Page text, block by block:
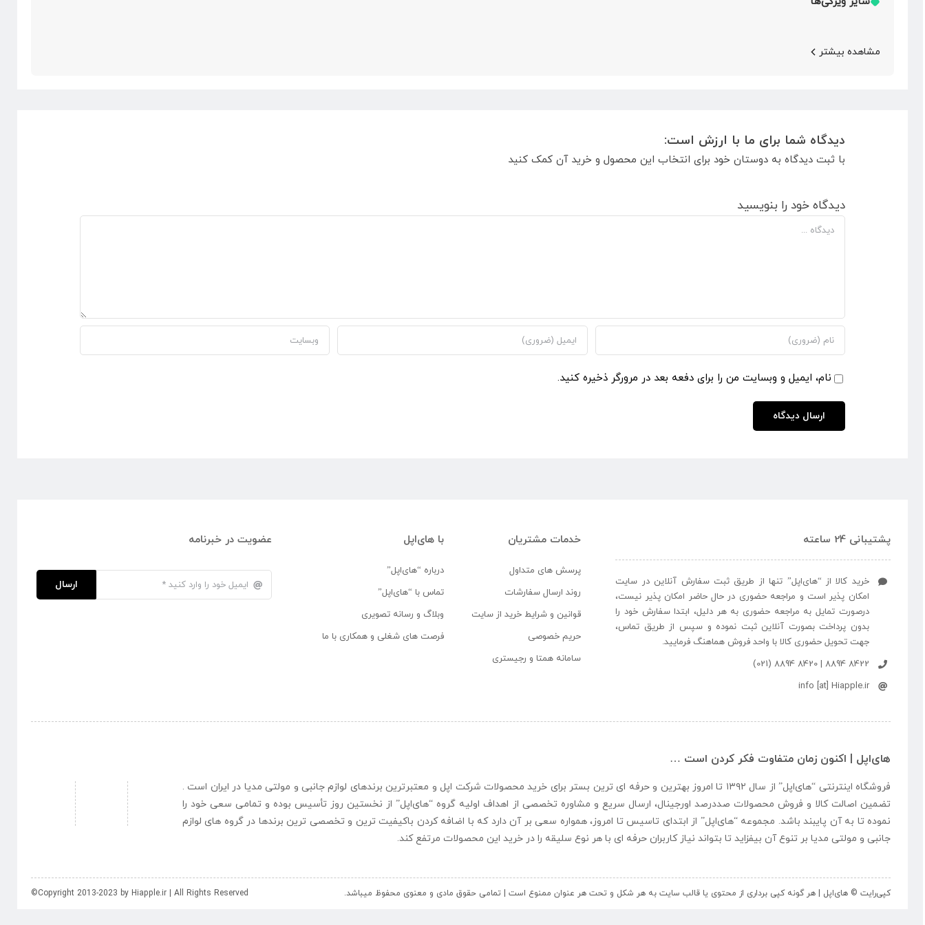
مشاهده بیشتر
دیدگاه شما برای ما با ارزش است:
با ثبت دیدگاه به دوستان خود برای انتخاب این محصول و خرید آن کمک کنید
دیدگاه خود را بنویسید
دیدگاه
نام، ایمیل و وبسایت من را برای دفعه بعد در مرورگر ذخیره کنید.
پشتیبانی 24 ساعته
خرید کالا از “های‌اپل” تنها از طریق ثبت سفارش آنلاین در سایت
امکان پذیر است و مراجعه حضوری در حال حاضر امکان پذیر نیست،
درصورت تمایل به مراجعه حضوری به هر دلیل، ابتدا سفارش خود را
بدون پرداخت بصورت آنلاین ثبت نموده و سپس از طریق تماس،
جهت تحویل حضوری کالا با واحد فروش هماهنگ فرمایید.
8422 8894 | 8420 8894 (021)
info [at] Hiapple.ir
خدمات مشتریان
پرسش های متداول
روند ارسال سفارشات
قوانین و شرایط خرید از سایت
حریم خصوصی
سامانه همتا و رجیستری
با های‌اپل
درباره “های‌اپل”
تماس با “های‌اپل”
وبلاگ و رسانه تصویری
فرصت های شغلی و همکاری با ما
عضویت در خبرنامه
ارسال
های‌اپل | اکنون زمان متفاوت فکر کردن است …
فروشگاه اینترنتی “های‌اپل
” از سال ۱۳۹۲ تا امروز بهترین و حرفه ای ترین بستر برای خرید محصولات شرکت اپل و معتبرترین برندهای لوازم جانبی و مولتی مدیا در ایران است .
تضمین اصالت کالا و فروش محصولات صددرصد اورجینال، ارسال سریع و مشاوره تخصصی از اهداف اولیه گروه “های‌اپل” از نخستین روز تأسیس بوده و تمامی سعی خود را
نموده تا به آن پایبند باشد. مجموعه “های‌اپل” از ابتدای تاسیس تا امروز، همواره سعی بر آن دارد که با اضافه کردن باکیفیت ترین و تخصصی ترین برندها در گروه های لوازم
جانبی و مولتی مدیا بر تنوع آن بیفزاید تا بتواند نیاز کاربران حرفه ای با هر نوع سلیقه را در خرید این محصولات مرتفع کند.
کپی‌رایت © های‌اپل | هر گونه کپی برداری از محتوی یا قالب سایت به هر شکل و تحت هر عنوان ممنوع است | تمامی حقوق مادی و معنوی محفوظ میباشد. ©Copyright 2013-2023 by Hiapple.ir | All Rights Reserved